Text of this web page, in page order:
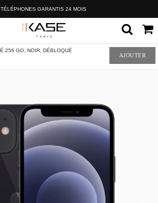
TÉLÉPHONES GARANTIS 24 MOIS
256 GO, NOIR, DÉBLOQUÉ
AJOUTER